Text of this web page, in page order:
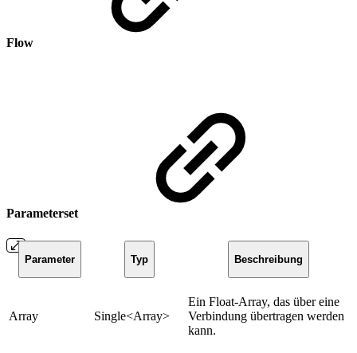
Flow
Parameterset
Parameter Typ Beschreibung
Array Single<Array>
Ein Float-Array, das über eine
Verbindung übertragen werden
kann.